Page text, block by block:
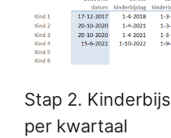
Stap 2.
per kwartaal